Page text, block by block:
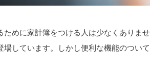
ために家計簿をつける人は少なくありま
場しています。しかし便利な機能のつい